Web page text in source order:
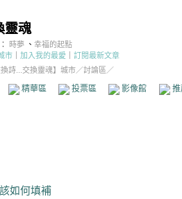
靈魂
時夢 、 幸福的起點
市 加入我的最愛
訂閱最新文章
換詩...交換靈魂】城市／討論區／
精華區 投票區 影像館
該如何填補